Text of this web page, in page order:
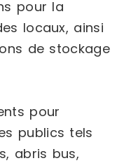
pour la
locaux, ainsi
de stockage
pour
publics tels
abris bus,